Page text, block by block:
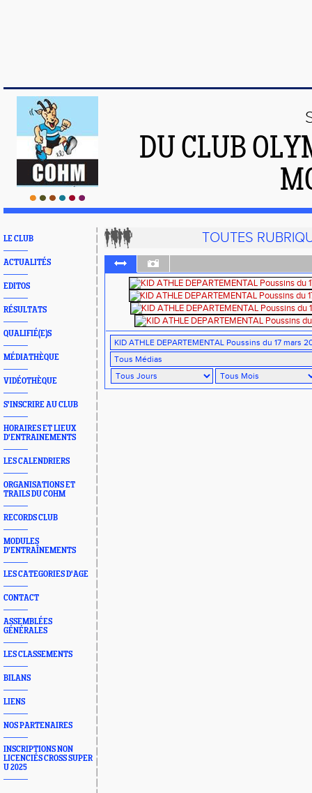
DU CLUB
LE CLUB
ACTUALITÉS
EDITOS
RÉSULTATS
QUALIFIÉ(E)S
MÉDIATHÈQUE
VIDÉOTHÈQUE
S'INSCRIRE AU CLUB
HORAIRES ET LIEUX
D'ENTRAINEMENTS
LES CALENDRIERS
ORGANISATIONS ET
TRAILS DU COHM
RECORDS CLUB
MODULES
D'ENTRAÎNEMENTS
LES CATEGORIES D'AGE
CONTACT
ASSEMBLÉES
GÉNÉRALES
LES CLASSEMENTS
BILANS
LIENS
NOS PARTENAIRES
INSCRIPTIONS NON
LICENCIÉS CROSS SUPER
U 2025
TOUTES